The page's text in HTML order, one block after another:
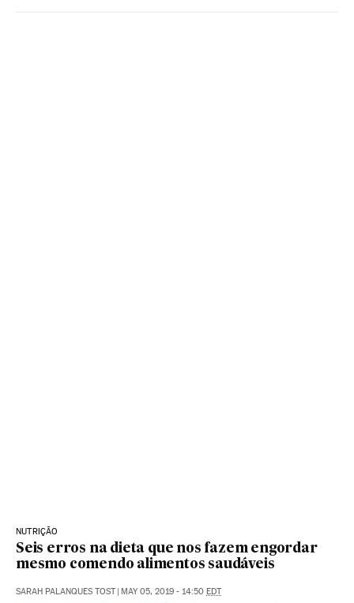
NUTRIÇÃO
Seis erros na dieta que nos fazem engordar
mesmo comendo alimentos saudáveis
SARAH PALANQUES TOST | MAY 05, 2019 - 14:50 EDT